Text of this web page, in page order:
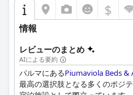
グランドホテル デ ラ ヴィルは
の批判を受けていますが、多く
の親切さを称賛しています。し
している人もいます。
ビジネス旅行者向けに、ホテル
最適な静かな雰囲気を提供して
ホテルは清潔さに優れており、
イミングプールを含む手入れの
す。毎日の清掃サービスは、滞
し、ホテルの歓迎的な雰囲気に貢
ベストウェスタン プラス ホテ
の友好的さ、プロ意識、そして
す。宿泊客は、受付スタッフの
$
情報
レビューのまとめ
AIによる要約
パルマにあるPiumaviola Beds
最高の選択肢となる多くのポジ